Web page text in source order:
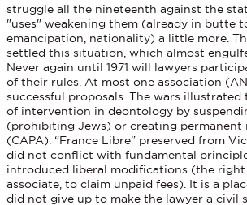
struggle all the nineteenth against the
"uses" weakening them (already in butte
emancipation, nationality) a little more.
settled this situation, which almost
Never again until 1971 will lawyers
of their rules. At most one association
successful proposals. The wars illustrated
of intervention in deontology by
(prohibiting Jews) or creating permanent
(CAPA). “France Libre” preserved from
did not conflict with fundamental
introduced liberal modifications (the
associate, to claim unpaid fees). It is a
did not give up to make the lawyer a civil